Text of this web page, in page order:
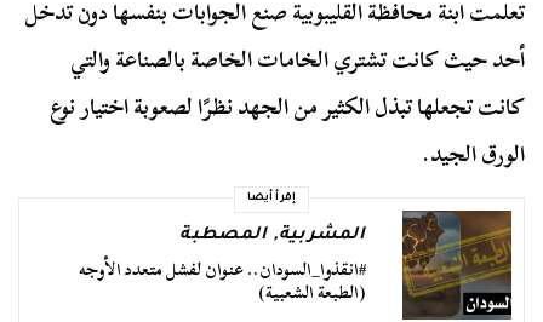
تعلمت ابنة محافظة القليبوبية صنع الجوابات بنفسها دون تدخل
أحد حيث كانت تشتري الخامات الخاصة بالصناعة والتي
كانت تجعلها تبذل الكثير من الجهد نظرًا لصعوبة اختيار نوع
الورق الجيد.
إقرأ أيضا
المشربية,المصطبة
#انقذوا_السودان.. عنوان لفشل متعدد الأوجه
(الطبعة الشعبية)